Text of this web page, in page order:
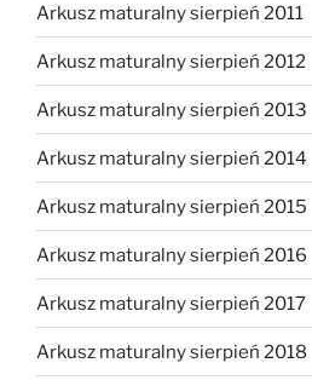
Arkusz maturalny sierpień 2011
Arkusz maturalny sierpień 2012
Arkusz maturalny sierpień 2013
Arkusz maturalny sierpień 2014
Arkusz maturalny sierpień 2015
Arkusz maturalny sierpień 2016
Arkusz maturalny sierpień 2017
Arkusz maturalny sierpień 2018